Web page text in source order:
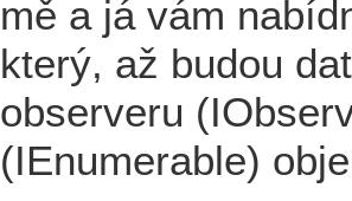
mě a já vám
který, až budou
observeru
(IEnumerable)